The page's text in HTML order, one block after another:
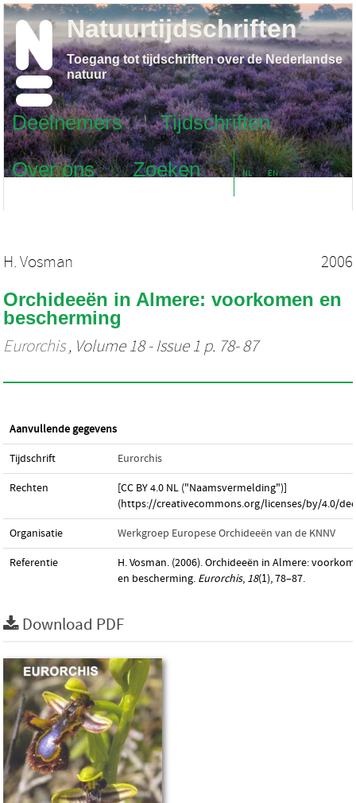
Deelnemers
Tijdschriften
Over ons
Zoeken NL EN
Natuurtijdschriften
Toegang tot tijdschriften over de Nederlandse
natuur
H. Vosman 2006
Orchideeën in Almere: voorkomen en
bescherming
Eurorchis, Volume 18 - Issue 1 p. 78- 87
Aanvullende gegevens
Tijdschrift Eurorchis
Rechten
[CC BY 4.0 NL ("Naamsvermelding")]
(https://creativecommons.org/licenses/by/4.0/
Organisatie Werkgroep Europese Orchideeën van de KNNV
Referentie
H. Vosman. (2006). Orchideeën in Almere:
en bescherming. Eurorchis, 18(1), 78–87.
Download PDF